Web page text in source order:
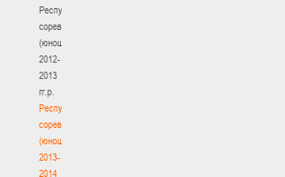
Республиканские
соревнования
(юноши)
2012-
2013
гг.р.
Республиканские
соревнования
(юноши)
2013-
2014